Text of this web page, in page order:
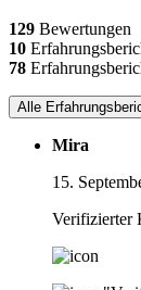
129 Bewertungen
10
78
Alle
Mira
15.
Verifizierter